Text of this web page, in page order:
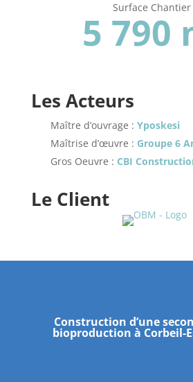
Surface Chantier
5 790
Les Acteurs
Maître d’ouvrage : Yposkesi
Maîtrise d’œuvre : Groupe 6
Gros Oeuvre : CBI
Le Client
Construction d’une
bioproduction à Corbeil-